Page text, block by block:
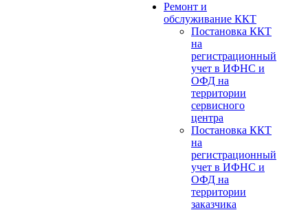
Ремонт и
обслуживание ККТ
Постановка ККТ
на
регистрационный
учет в ИФНС и
ОФД на
территории
сервисного
центра
Постановка ККТ
на
регистрационный
учет в ИФНС и
ОФД на
территории
заказчика